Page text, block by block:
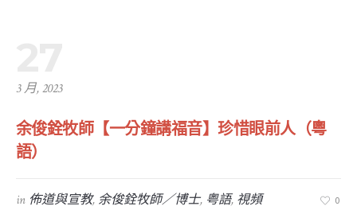
3 月, 2023
余俊銓牧師【一分鐘講福音】珍惜眼前人（粵
語）
in 佈道與宣教, 余俊銓牧師／博士, 粤語, 視頻 0